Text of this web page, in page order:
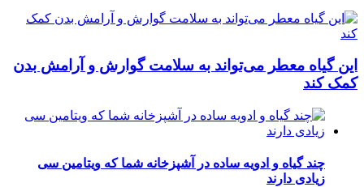
این گیاه معطر می‌تواند به سلامت گوارش و آرامش بدن
کمک کند
چند گیاه و ادویه ساده در آشپزخانه شما که ویتامین سی
زیادی دارند